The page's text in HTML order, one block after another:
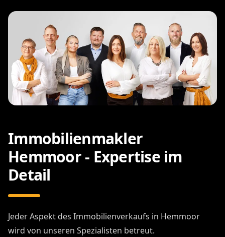
Immobilienmakler
Hemmoor - Expertise im
Detail
Jeder Aspekt des Immobilienverkaufs in Hemmoor
wird von unseren Spezialisten betreut.